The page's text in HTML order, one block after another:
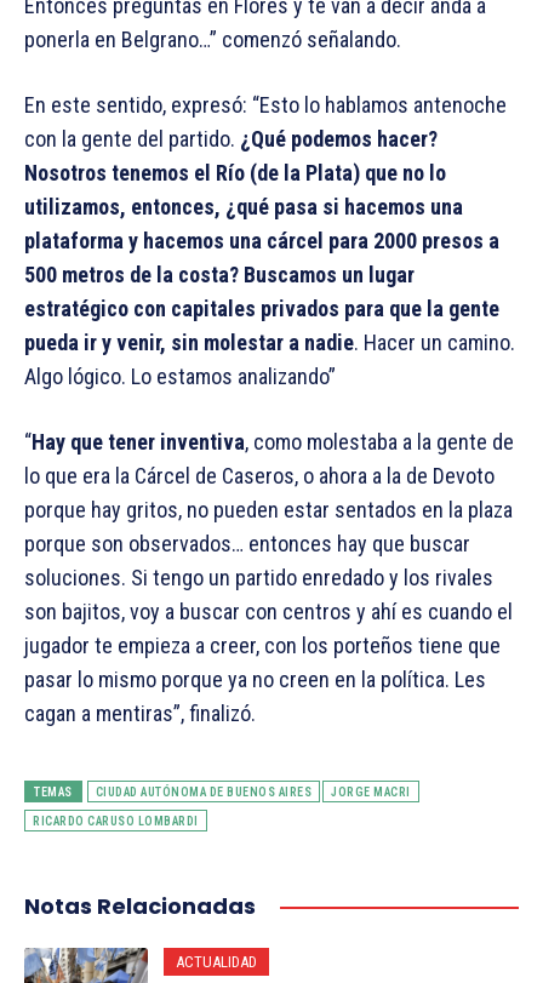
Entonces preguntas en Flores y te van a decir anda a
ponerla en Belgrano…” comenzó señalando.
En este sentido, expresó: “Esto lo hablamos antenoche
con la gente del partido. ¿Qué podemos hacer?
Nosotros tenemos el Río (de la Plata) que no lo
utilizamos, entonces, ¿qué pasa si hacemos una
plataforma y hacemos una cárcel para 2000 presos a
500 metros de la costa? Buscamos un lugar
estratégico con capitales privados para que la gente
pueda ir y venir, sin molestar a nadie. Hacer un camino.
Algo lógico. Lo estamos analizando”
“Hay que tener inventiva, como molestaba a la gente de
lo que era la Cárcel de Caseros, o ahora a la de Devoto
porque hay gritos, no pueden estar sentados en la plaza
porque son observados… entonces hay que buscar
soluciones. Si tengo un partido enredado y los rivales
son bajitos, voy a buscar con centros y ahí es cuando el
jugador te empieza a creer, con los porteños tiene que
pasar lo mismo porque ya no creen en la política. Les
cagan a mentiras”, finalizó.
TEMAS CIUDAD AUTÓNOMA DE BUENOS AIRES JORGE MACRI
RICARDO CARUSO LOMBARDI
Notas Relacionadas
ACTUALIDAD